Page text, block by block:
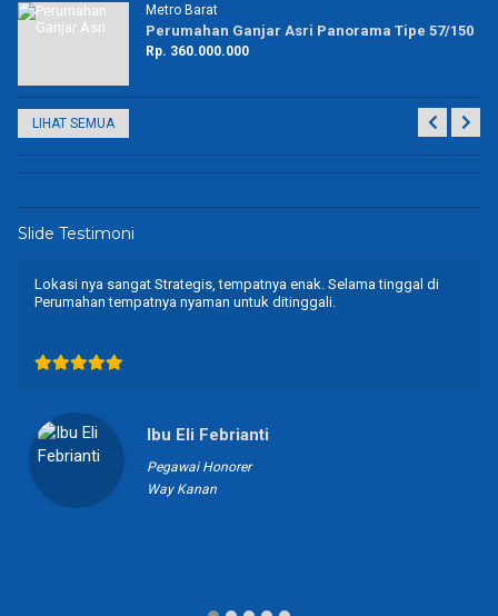
Metro Barat
Perumahan Ganjar Asri Panorama Tipe 57/150
Rp. 360.000.000
LIHAT SEMUA
Slide Testimoni
Saya memilih Lokasi di Perumahan Ganjar Asri Panorama karena
tidak jauh dari lokasi mertua saya tinggal, tidak jauh dari sekolah
pemasaran. Selama tinggal disini saya merasakan baik, guyub
rukun ada kenyamanan yang saya rasakan.
Bapak Adnan Abdi